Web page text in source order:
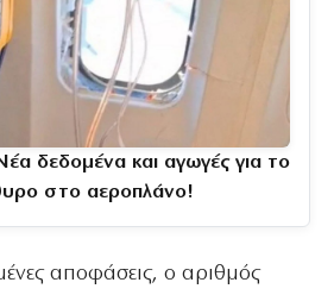
δεδομένα και αγωγές για το
στο αεροπλάνο!
αποφάσεις, ο αριθμός